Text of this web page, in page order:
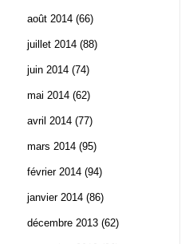
août 2014 (66)
juillet 2014 (88)
juin 2014 (74)
mai 2014 (62)
avril 2014 (77)
mars 2014 (95)
février 2014 (94)
janvier 2014 (86)
décembre 2013 (62)